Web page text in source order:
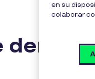
en su
colaborar